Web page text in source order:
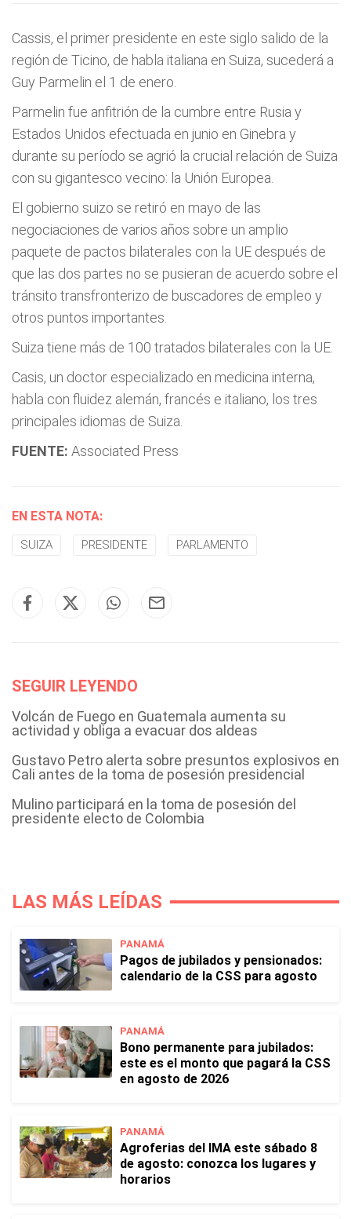
Cassis, el primer presidente en este siglo salido de la
región de Ticino, de habla italiana en Suiza, sucederá a
Guy Parmelin el 1 de enero.
Parmelin fue anfitrión de la cumbre entre Rusia y
Estados Unidos efectuada en junio en Ginebra y
durante su período se agrió la crucial relación de Suiza
con su gigantesco vecino: la Unión Europea.
El gobierno suizo se retiró en mayo de las
negociaciones de varios años sobre un amplio
paquete de pactos bilaterales con la UE después de
que las dos partes no se pusieran de acuerdo sobre el
tránsito transfronterizo de buscadores de empleo y
otros puntos importantes.
Suiza tiene más de 100 tratados bilaterales con la UE.
Casis, un doctor especializado en medicina interna,
habla con fluidez alemán, francés e italiano, los tres
principales idiomas de Suiza.
FUENTE: Associated Press
EN ESTA NOTA:
SUIZA PRESIDENTE PARLAMENTO
SEGUIR LEYENDO
Volcán de Fuego en Guatemala aumenta su
actividad y obliga a evacuar dos aldeas
Gustavo Petro alerta sobre presuntos explosivos en
Cali antes de la toma de posesión presidencial
Mulino participará en la toma de posesión del
presidente electo de Colombia
LAS MÁS LEÍDAS
PANAMÁ
Pagos de jubilados y pensionados:
calendario de la CSS para agosto
PANAMÁ
Bono permanente para jubilados:
este es el monto que pagará la CSS
en agosto de 2026
PANAMÁ
Agroferias del IMA este sábado 8
de agosto: conozca los lugares y
horarios